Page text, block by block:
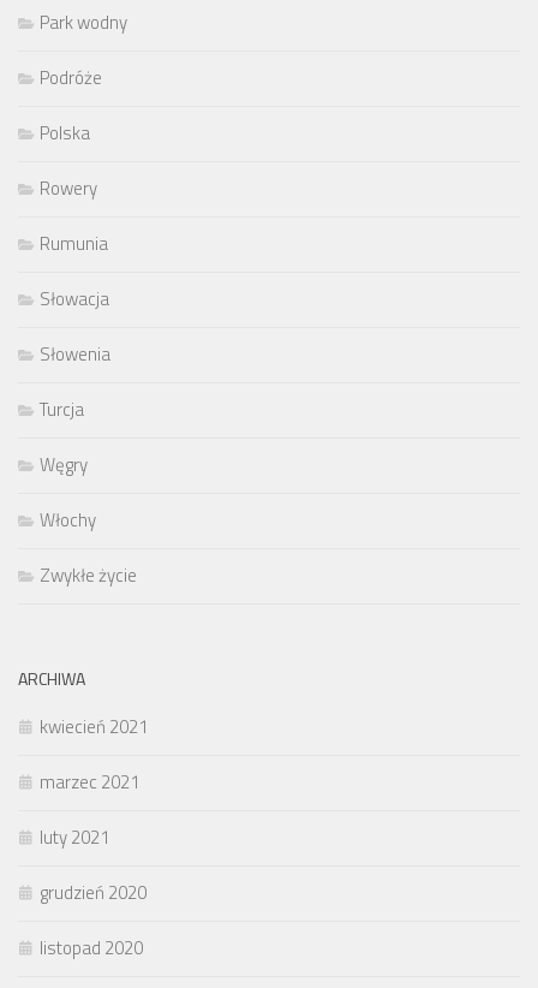
Park wodny
Podróże
Polska
Rowery
Rumunia
Słowacja
Słowenia
Turcja
Węgry
Włochy
Zwykłe życie
ARCHIWA
kwiecień 2021
marzec 2021
luty 2021
grudzień 2020
listopad 2020